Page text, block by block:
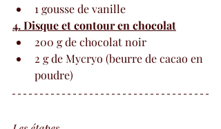
1 gousse de vanille
4. Disque et contour en chocolat
200 g de chocolat noir
2 g de Mycryo (beurre de cacao en
poudre)